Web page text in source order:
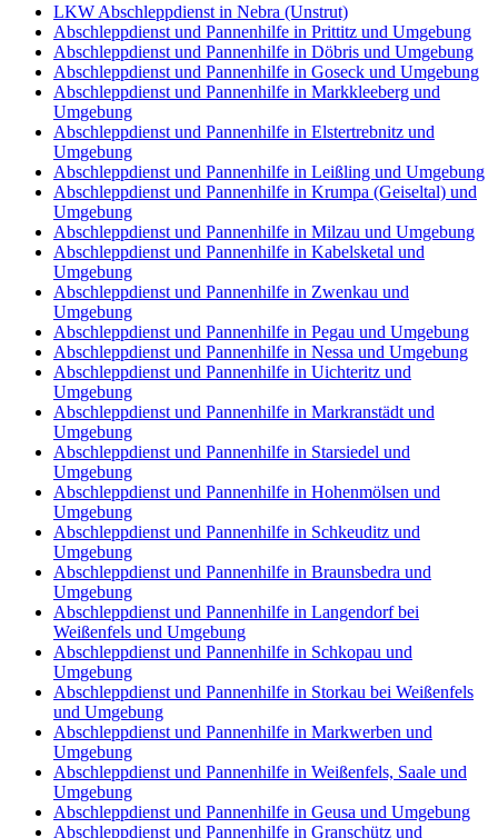
LKW Abschleppdienst in Nebra (Unstrut)
Abschleppdienst und Pannenhilfe in Prittitz und Umgebung
Abschleppdienst und Pannenhilfe in Döbris und Umgebung
Abschleppdienst und Pannenhilfe in Goseck und Umgebung
Abschleppdienst und Pannenhilfe in Markkleeberg und
Umgebung
Abschleppdienst und Pannenhilfe in Elstertrebnitz und
Umgebung
Abschleppdienst und Pannenhilfe in Leißling und Umgebung
Abschleppdienst und Pannenhilfe in Krumpa (Geiseltal) und
Umgebung
Abschleppdienst und Pannenhilfe in Milzau und Umgebung
Abschleppdienst und Pannenhilfe in Kabelsketal und
Umgebung
Abschleppdienst und Pannenhilfe in Zwenkau und
Umgebung
Abschleppdienst und Pannenhilfe in Pegau und Umgebung
Abschleppdienst und Pannenhilfe in Nessa und Umgebung
Abschleppdienst und Pannenhilfe in Uichteritz und
Umgebung
Abschleppdienst und Pannenhilfe in Markranstädt und
Umgebung
Abschleppdienst und Pannenhilfe in Starsiedel und
Umgebung
Abschleppdienst und Pannenhilfe in Hohenmölsen und
Umgebung
Abschleppdienst und Pannenhilfe in Schkeuditz und
Umgebung
Abschleppdienst und Pannenhilfe in Braunsbedra und
Umgebung
Abschleppdienst und Pannenhilfe in Langendorf bei
Weißenfels und Umgebung
Abschleppdienst und Pannenhilfe in Schkopau und
Umgebung
Abschleppdienst und Pannenhilfe in Storkau bei Weißenfels
und Umgebung
Abschleppdienst und Pannenhilfe in Markwerben und
Umgebung
Abschleppdienst und Pannenhilfe in Weißenfels, Saale und
Umgebung
Abschleppdienst und Pannenhilfe in Geusa und Umgebung
Abschleppdienst und Pannenhilfe in Granschütz und